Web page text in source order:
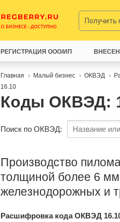
Получить
Главная Малый бизнес ОКВЭД
16.10
Коды ОКВЭД:
Поиск по ОКВЭД:
Производство
толщиной более 6
железнодорожных и
Расшифровка кода ОКВЭД
РЕГИСТРАЦИЯ ООО/ИП